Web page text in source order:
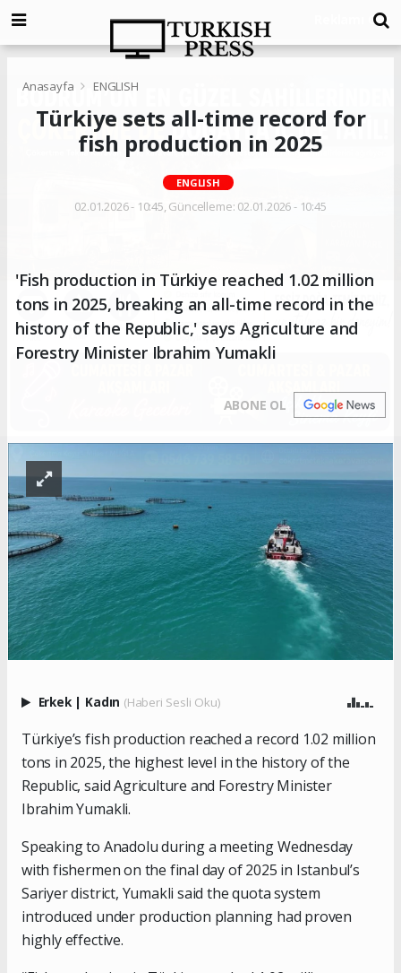
Anasayfa ENGLISH
Türkiye sets all-time record for
fish production in 2025
ENGLISH
02.01.2026 - 10:45, Güncelleme: 02.01.2026 - 10:45
'Fish production in Türkiye reached 1.02 million
tons in 2025, breaking an all-time record in the
history of the Republic,' says Agriculture and
Forestry Minister Ibrahim Yumakli
ABONE OL
Erkek | Kadın (Haberi Sesli Oku)
Türkiye’s fish production reached a record 1.02 million
tons in 2025, the highest level in the history of the
Republic, said Agriculture and Forestry Minister
Ibrahim Yumakli.
Speaking to Anadolu during a meeting Wednesday
with fishermen on the final day of 2025 in Istanbul’s
Sariyer district, Yumakli said the quota system
introduced under production planning had proven
highly effective.